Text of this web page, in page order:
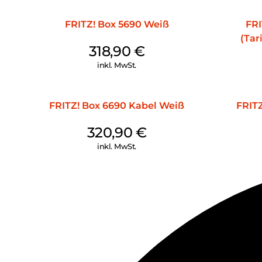
FRITZ! Box 5690 Weiß
318,90 €
inkl. MwSt.
FRITZ! Box 6690 Kabel Weiß
320,90 €
inkl. MwSt.